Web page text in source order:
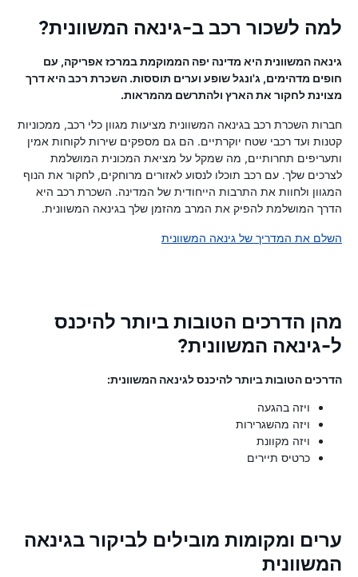
למה לשכור רכב ב-גינאה המשוונית?
גינאה המשוונית היא מדינה יפה הממוקמת במרכז אפריקה, עם
חופים מדהימים, ג'ונגל שופע וערים תוססות. השכרת רכב היא דרך
מצוינת לחקור את הארץ ולהתרשם מהמראות.
חברות השכרת רכב בגינאה המשוונית מציעות מגוון כלי רכב, ממכוניות
קטנות ועד רכבי שטח יוקרתיים. הם גם מספקים שירות לקוחות אמין
ותעריפים תחרותיים, מה שמקל על מציאת המכונית המושלמת
לצרכים שלך. עם רכב תוכלו לנסוע לאזורים מרוחקים, לחקור את הנוף
המגוון ולחוות את התרבות הייחודית של המדינה. השכרת רכב היא
הדרך המושלמת להפיק את המרב מהזמן שלך בגינאה המשוונית.
השלם את המדריך של גינאה המשוונית
מהן הדרכים הטובות ביותר להיכנס
ל-גינאה המשוונית?
הדרכים הטובות ביותר להיכנס לגינאה המשוונית:
ויזה בהגעה
ויזה מהשגרירות
ויזה מקוונת
כרטיס תיירים
ערים ומקומות מובילים לביקור בגינאה
המשוונית